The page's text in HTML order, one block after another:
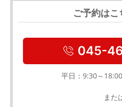
ご予約はこ
045-
平日：9:30～
また